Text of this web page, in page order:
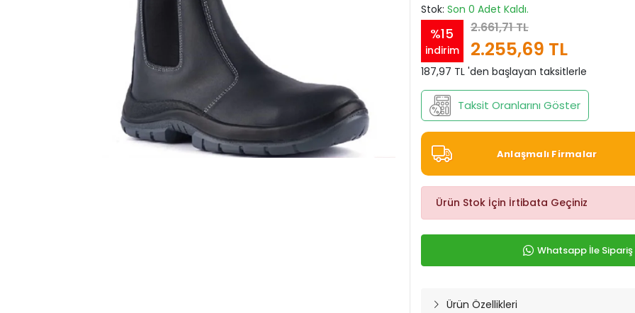
Stok: Son 0 Adet Kaldı.
%15
indirim
2.661,71 TL
2.255,69 TL
187,97 TL 'den başlayan taksitlerle
Taksit Oranlarını Göster
Anlaşmalı Firmalar
Ürün Stok İçin İrtibata Geçiniz
Whatsapp İle Sipariş
Ürün Özellikleri